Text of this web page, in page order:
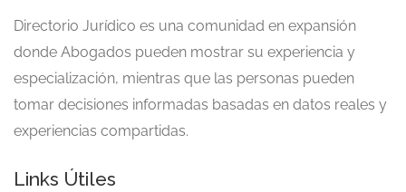
Directorio Jurídico es una comunidad en expansión
donde Abogados pueden mostrar su experiencia y
especialización, mientras que las personas pueden
tomar decisiones informadas basadas en datos reales y
experiencias compartidas.
Links Útiles